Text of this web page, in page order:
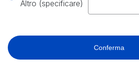
Altro (specificare)
Conferma